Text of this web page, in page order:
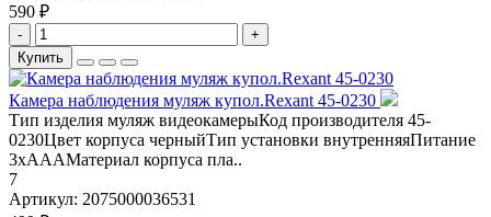
590 ₽
-
+
Купить
Камера наблюдения муляж купол.Rexant 45-0230
Тип изделия муляж видеокамерыКод производителя 45-
0230Цвет корпуса черныйТип установки внутренняяПитание
3хАААМатериал корпуса пла..
7
Артикул: 2075000036531